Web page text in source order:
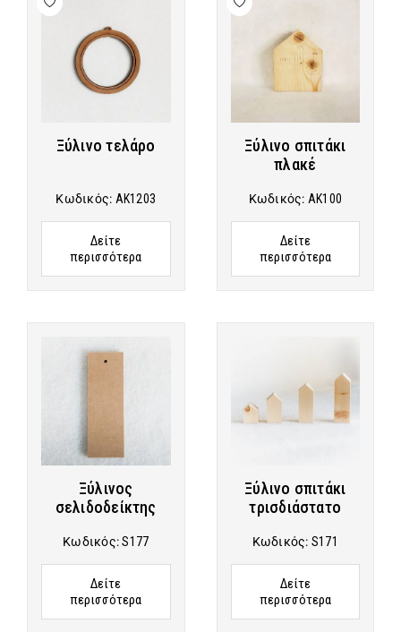
Ξύλινο τελάρο
Κωδικός: AK1203
Δείτε
περισσότερα
Ξύλινo σπιτάκι
πλακέ
Κωδικός: AK100
Δείτε
περισσότερα
Ξύλινος
σελιδοδείκτης
Κωδικός:S177
Δείτε
περισσότερα
Ξύλινo σπιτάκι
τρισδιάστατo
Κωδικός: S171
Δείτε
περισσότερα